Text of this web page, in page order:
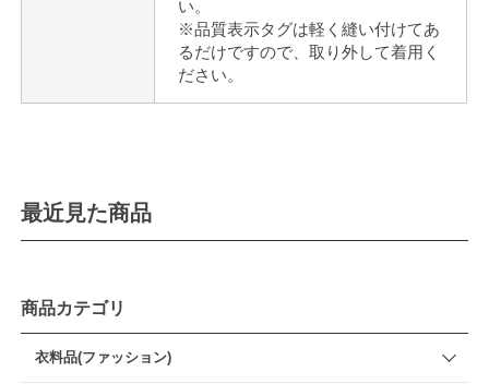
い。
※品質表示タグは軽く縫い付けてあ
るだけですので、取り外して着用く
ださい。
最近見た商品
商品カテゴリ
衣料品(ファッション)